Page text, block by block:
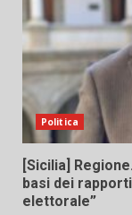
Politica
[Sicilia]
basi dei
elettorale”